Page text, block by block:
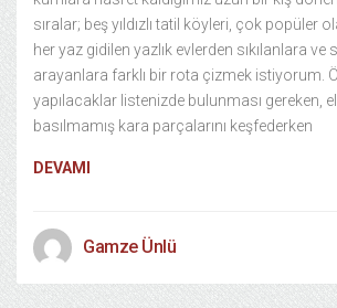
sıralar; beş yıldızlı tatil köyleri, çok popüler
her yaz gidilen yazlık evlerden sıkılanlara ve
arayanlara farklı bir rota çizmek istiyorum.
yapılacaklar listenizde bulunması gereken,
basılmamış kara parçalarını keşfederken
DEVAMI
Gamze Ünlü